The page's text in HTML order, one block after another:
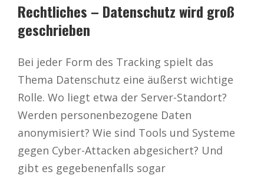
Rechtliches – Datenschutz wird groß
geschrieben
Bei jeder Form des Tracking spielt das
Thema Datenschutz eine äußerst wichtige
Rolle. Wo liegt etwa der Server-Standort?
Werden personenbezogene Daten
anonymisiert? Wie sind Tools und Systeme
gegen Cyber-Attacken abgesichert? Und
gibt es gegebenenfalls sogar